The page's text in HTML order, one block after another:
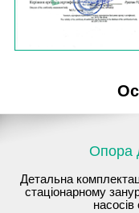
Опора
Детальна
стаціонарному